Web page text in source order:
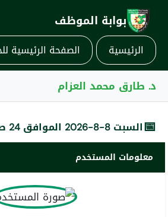
بوابة الموظف
الرئيسية الصفحة الرئيسية
د. طارق محمد العزام
📅السبت 8-8-2026 الموافق 24 صفر 1448
معلومات المستخدم